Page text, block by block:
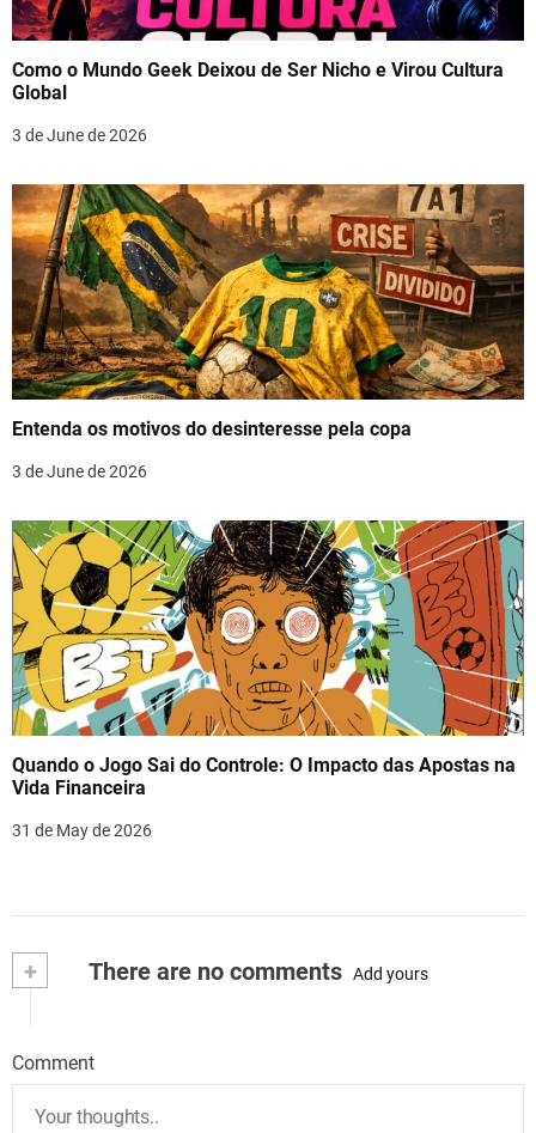
Como o Mundo Geek Deixou de Ser Nicho e Virou Cultura
Global
3 de June de 2026
Entenda os motivos do desinteresse pela copa
3 de June de 2026
Quando o Jogo Sai do Controle: O Impacto das Apostas na
Vida Financeira
31 de May de 2026
+ There are no comments Add yours
Comment